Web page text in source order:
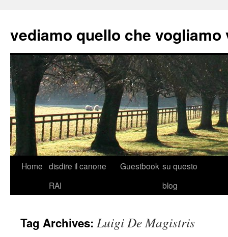
vediamo quello che vogliamo
Skip
Home disdire il canone
RAI
Guestbook su questo
blog
Tag Archives: Luigi De Magistris